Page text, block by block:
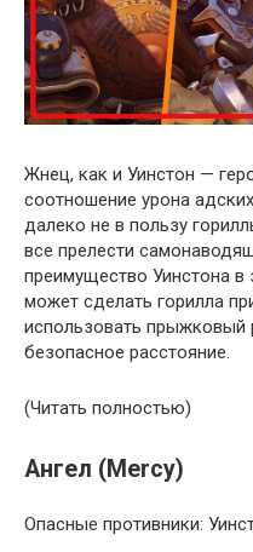
Жнец, как и Уинстон —
соотношение урона
далеко не в пользу
все прелести
преимущество Уинстона в
может сделать горилла
использовать прыжковый
безопасное расстояние.
(Читать полностью)
Ангел (Mercy)
Опасные противники: